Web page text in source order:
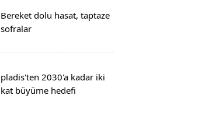
Bereket dolu hasat, taptaze
sofralar
pladis'ten 2030'a kadar iki
kat büyüme hedefi